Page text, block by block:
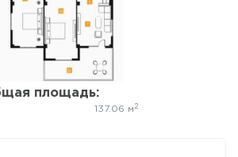
площадь:
137.06 м 2
Да, удалить